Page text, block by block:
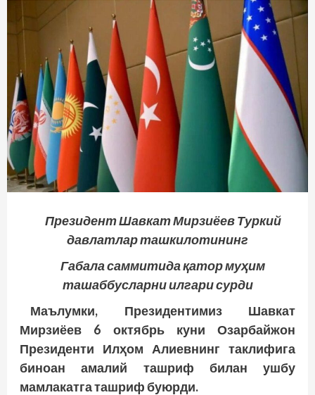
Президент Шавкат Мирзиёев Туркий
давлатлар ташкилотининг
Габала саммитида қатор муҳим
ташаббусларни илгари сурди
Маълумки, Президентимиз Шавкат
Мирзиёев 6 октябрь куни Озарбайжон
Президенти Илҳом Алиевнинг таклифига
биноан амалий ташриф билан ушбу
мамлакатга ташриф буюрди.